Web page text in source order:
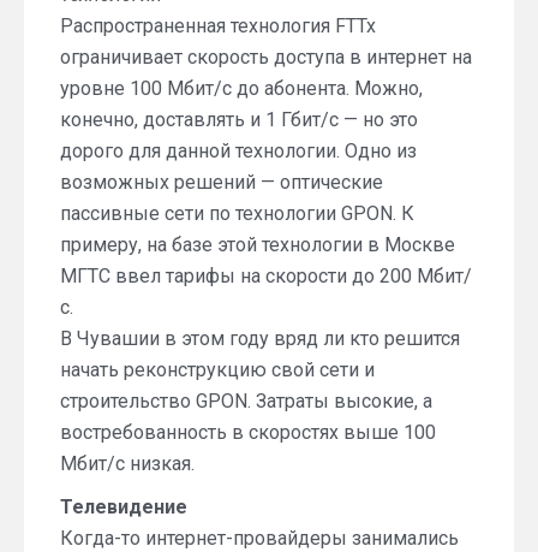
Распространенная технология FTTx
ограничивает скорость доступа в интернет на
уровне 100 Мбит/с до абонента. Можно,
конечно, доставлять и 1 Гбит/с — но это
дорого для данной технологии. Одно из
возможных решений — оптические
пассивные сети по технологии GPON. К
примеру, на базе этой технологии в Москве
МГТС ввел тарифы на скорости до 200 Мбит/
с.
В Чувашии в этом году вряд ли кто решится
начать реконструкцию свой сети и
строительство GPON. Затраты высокие, а
востребованность в скоростях выше 100
Мбит/с низкая.
Телевидение
Когда-то интернет-провайдеры занимались